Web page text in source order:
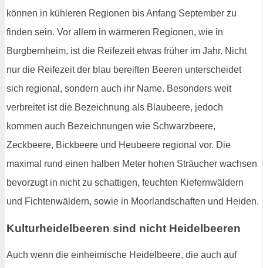
können in kühleren Regionen bis Anfang September zu
finden sein. Vor allem in wärmeren Regionen, wie in
Burgbernheim, ist die Reifezeit etwas früher im Jahr. Nicht
nur die Reifezeit der blau bereiften Beeren unterscheidet
sich regional, sondern auch ihr Name. Besonders weit
verbreitet ist die Bezeichnung als Blaubeere, jedoch
kommen auch Bezeichnungen wie Schwarzbeere,
Zeckbeere, Bickbeere und Heubeere regional vor. Die
maximal rund einen halben Meter hohen Sträucher wachsen
bevorzugt in nicht zu schattigen, feuchten Kiefernwäldern
und Fichtenwäldern, sowie in Moorlandschaften und Heiden.
Kulturheidelbeeren sind nicht Heidelbeeren
Auch wenn die einheimische Heidelbeere, die auch auf